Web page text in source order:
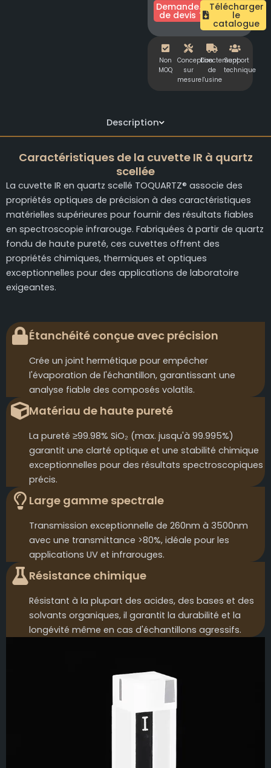
Demande
de devis
Télécharger
le
catalogue
Non
MOQ
Conception
sur
mesure
Directement
de
l'usine
Support
technique
Description
Caractéristiques de la cuvette IR à quartz
scellée
La cuvette IR en quartz scellé TOQUARTZ® associe des
propriétés optiques de précision à des caractéristiques
matérielles supérieures pour fournir des résultats fiables
en spectroscopie infrarouge. Fabriquées à partir de quartz
fondu de haute pureté, ces cuvettes offrent des
propriétés chimiques, thermiques et optiques
exceptionnelles pour des applications de laboratoire
exigeantes.
Étanchéité conçue avec précision
Crée un joint hermétique pour empêcher
l'évaporation de l'échantillon, garantissant une
analyse fiable des composés volatils.
Matériau de haute pureté
La pureté ≥99.98% SiO₂ (max. jusqu'à 99.995%)
garantit une clarté optique et une stabilité chimique
exceptionnelles pour des résultats spectroscopiques
précis.
Large gamme spectrale
Transmission exceptionnelle de 260nm à 3500nm
avec une transmittance >80%, idéale pour les
applications UV et infrarouges.
Résistance chimique
Résistant à la plupart des acides, des bases et des
solvants organiques, il garantit la durabilité et la
longévité même en cas d'échantillons agressifs.